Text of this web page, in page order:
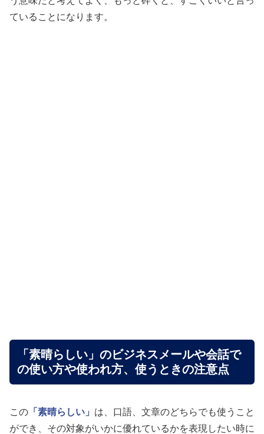
ていることになります。
「素晴らしい」のビジネスメールや会話で
の使い方や使われ方、使うときの注意点
この 「素晴らしい」 は、口語、文章のどちらでも使うこと
ができ、その対象がいかに優れているかを表現したい時に